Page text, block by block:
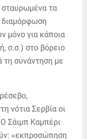
τα
διαμόρφωση
μόνο για κάποια
σ.σ.) στο βόρειο
συνάντηση με
νότια Σερβία οι
Σάιμπ Καμπέρι
«εκπροσώπηση